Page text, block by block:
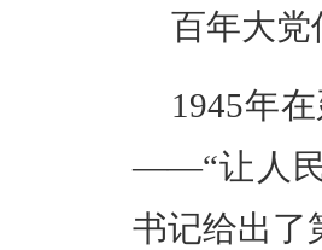
百年大党
1945年
——“让人民
书记给出了